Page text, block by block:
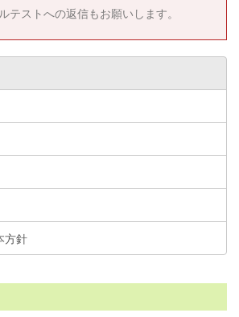
テストへの返信もお願いします。
方針